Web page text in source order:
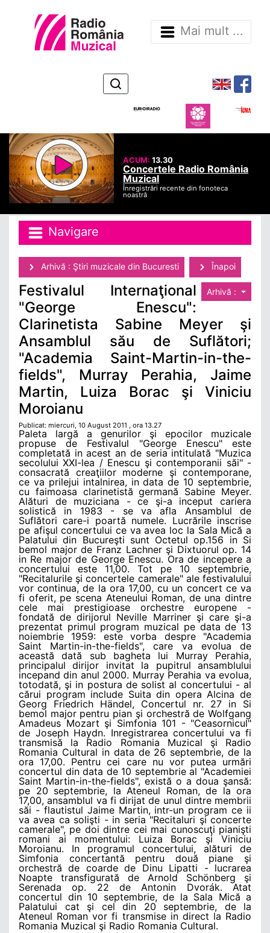
Mai mult ...
ACUM:13.30
Concertele Radio România
Muzical
Înregistrări recente din fonoteca
noastră
Navigare
Arhivă : Ştiri muzicale din Bucuresti Înapoi
Arhivă :
Festivalul Internaţional
"George Enescu":
Clarinetista Sabine Meyer şi
Ansamblul său de Suflători;
"Academia Saint-Martin-in-the-
fields", Murray Perahia, Jaime
Martin, Luiza Borac şi Viniciu
Moroianu
Publicat: miercuri, 10 August 2011 , ora 13.27
Paleta largă a genurilor şi epocilor muzicale
propuse de Festivalul "George Enescu" este
completată in acest an de seria intitulată "Muzica
secolului XXI-lea / Enescu şi contemporanii săi" -
consacrată creaţiilor moderne şi contemporane,
ce va prilejui intalnirea, in data de 10 septembrie,
cu faimoasa clarinetistă germană Sabine Meyer.
Alături de muziciana - ce şi-a inceput cariera
solistică in 1983 - se va afla Ansamblul de
Suflători care-i poartă numele. Lucrările inscrise
pe afişul concertului ce va avea loc la Sala Mică a
Palatului din Bucureşti sunt Octetul op.156 in Si
bemol major de Franz Lachner şi Dixtuorul op. 14
in Re major de George Enescu. Ora de incepere a
concertului este 11,00. Tot pe 10 septembrie,
"Recitalurile şi concertele camerale" ale festivalului
vor continua, de la ora 17,00, cu un concert ce va
fi oferit, pe scena Ateneului Roman, de una dintre
cele mai prestigioase orchestre europene -
fondată de dirijorul Neville Marriner şi care şi-a
prezentat primul program muzical pe data de 13
noiembrie 1959: este vorba despre "Academia
Saint Martin-in-the-fields", care va evolua de
această dată sub bagheta lui Murray Perahia,
principalul dirijor invitat la pupitrul ansamblului
incepand din anul 2000. Murray Perahia va evolua,
totodată, şi in postura de solist al concertului - al
cărui program include Suita din opera Alcina de
Georg Friedrich Händel, Concertul nr. 27 in Si
bemol major pentru pian şi orchestră de Wolfgang
Amadeus Mozart şi Simfonia 101 - "Ceasornicul"
de Joseph Haydn. Inregistrarea concertului va fi
transmisă la Radio Romania Muzical şi Radio
Romania Cultural in data de 26 septembrie, de la
ora 17,00. Pentru cei care nu vor putea urmări
concertul din data de 10 septembrie al "Academiei
Saint Martin-in-the-fields", există o a doua şansă:
pe 20 septembrie, la Ateneul Roman, de la ora
17,00, ansamblul va fi dirijat de unul dintre membrii
săi - flautistul Jaime Martin, intr-un program ce ii
va avea ca solişti - in seria "Recitaluri şi concerte
camerale", pe doi dintre cei mai cunoscuţi pianişti
romani ai momentului: Luiza Borac şi Viniciu
Moroianu. In programul concertului, alături de
Simfonia concertantă pentru două piane şi
orchestră de coarde de Dinu Lipatti - lucrarea
Noapte transfigurată de Arnold Schönberg şi
Serenada op. 22 de Antonin Dvorák. Atat
concertul din 10 septembrie, de la Sala Mică a
Palatului cat şi cel din 20 septembrie, de la
Ateneul Roman vor fi transmise in direct la Radio
Romania Muzical şi Radio Romania Cultural.